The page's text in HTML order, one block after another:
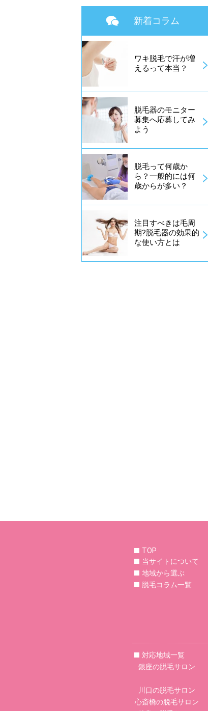
新着コラム
ワキ脱毛で汗が増
えるって本当？
脱毛器のモニター
募集へ応募してみ
よう
脱毛って何歳か
ら？一般的には何
歳からが多い？
注目すべきは毛周
期?脱毛器の効果的
な使い方とは
TOP
当サイトについて
地域から選ぶ
脱毛コラム一覧
対応地域一覧
銀座の脱毛サロン
川口の脱毛サロン
心斎橋の脱毛サロン